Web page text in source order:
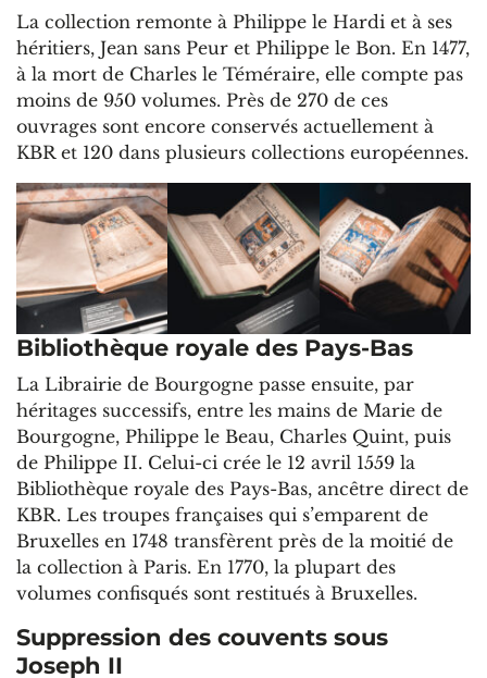
La collection remonte à Philippe le Hardi et à ses
héritiers, Jean sans Peur et Philippe le Bon. En 1477,
à la mort de Charles le Téméraire, elle compte pas
moins de 950 volumes. Près de 270 de ces
ouvrages sont encore conservés actuellement à
KBR et 120 dans plusieurs collections européennes.
Bibliothèque royale des Pays-Bas
La Librairie de Bourgogne passe ensuite, par
héritages successifs, entre les mains de Marie de
Bourgogne, Philippe le Beau, Charles Quint, puis
de Philippe II. Celui-ci crée le 12 avril 1559 la
Bibliothèque royale des Pays-Bas, ancêtre direct de
KBR. Les troupes françaises qui s’emparent de
Bruxelles en 1748 transfèrent près de la moitié de
la collection à Paris. En 1770, la plupart des
volumes confisqués sont restitués à Bruxelles.
Suppression des couvents sous
Joseph II